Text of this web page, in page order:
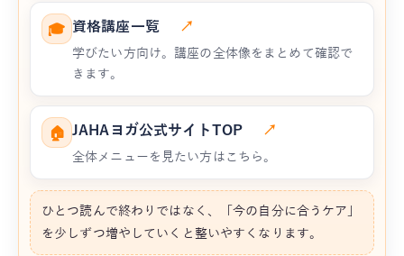
🎓 資格講座一覧 ↗
学びたい方向け。講座の全体像をまとめて確認で
きます。
🏠 JAHAヨガ公式サイトTOP ↗
全体メニューを見たい方はこちら。
ひとつ読んで終わりではなく、「今の自分に合うケア」
を少しずつ増やしていくと整いやすくなります。